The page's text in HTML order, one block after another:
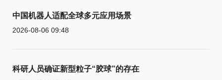
中国机器人适配全球多元应用场景
2026-08-06 09:48
科研人员确证新型粒子“胶球”的存在